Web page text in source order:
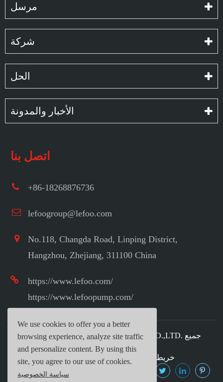
مرسل
شركة
الحل
الأخبار والمدونة
اتصل بنا
+86-18268876736
lefoogroup@lefoo.com
No.118, Changda Road, Linping District,
Hangzhou, Zhejiang, 311100 China
https://www.lefoo.com/
https://www.lefoopump.com/
حقوق الطبع ©LEFOO INDUSTRIAL CO.,LTD.
خريطة الموقع
| سياسة الخصوصية
We use cookies to offer you a better
browsing experience, analyze site traffic
and personalize content. By using this
site, you agree to our use of cookies.
سياسة الخصوصية